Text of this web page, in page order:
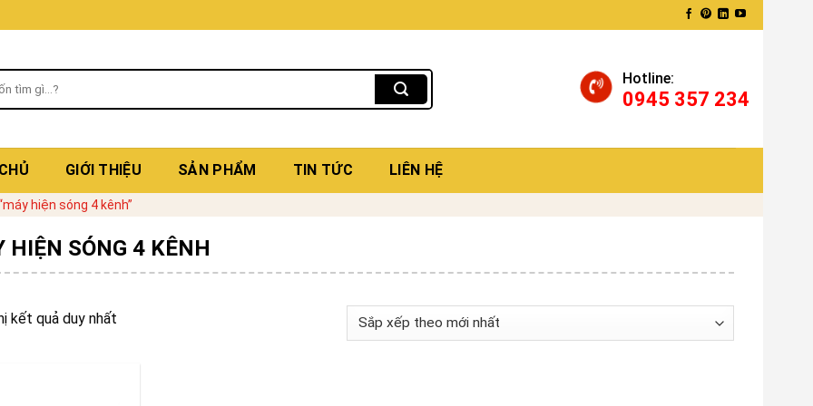
Hotline:
0945 357 234
GIỚI THIỆU SẢN PHẨM TIN TỨC LIÊN HỆ
hiện sóng 4 kênh”
HIỆN SÓNG 4 KÊNH
kết quả duy nhất